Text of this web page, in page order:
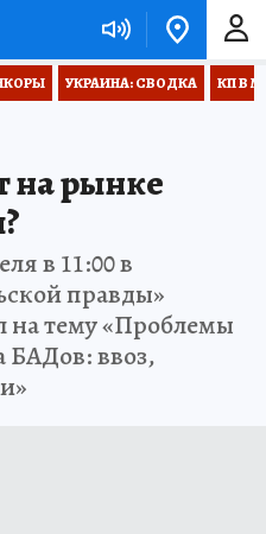
УКРАИНА: СВОДКА КП В
на рынке
в 11:00 в
правды»
на тему «Проблемы
БАДов: ввоз,